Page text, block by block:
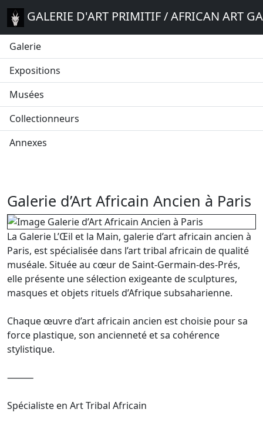
GALERIE D'ART PRIMITIF / AFRICAN ART
Galerie
Expositions
Musées
Collectionneurs
Annexes
Galerie d’Art Africain Ancien à Paris
La Galerie L’Œil et la Main, galerie d’art africain ancien à
Paris, est spécialisée dans l’art tribal africain de qualité
muséale. Située au cœur de Saint-Germain-des-Prés,
elle présente une sélection exigeante de sculptures,
masques et objets rituels d’Afrique subsaharienne.
Chaque œuvre d’art africain ancien est choisie pour sa
force plastique, son ancienneté et sa cohérence
stylistique.
⸻
Spécialiste en Art Tribal Africain